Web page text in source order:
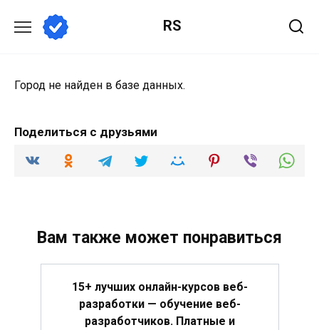
содержанию
RS
Город не найден в базе данных.
Поделиться с друзьями
Вам также может понравиться
15+ лучших онлайн-курсов веб-
разработки — обучение веб-
разработчиков. Платные и